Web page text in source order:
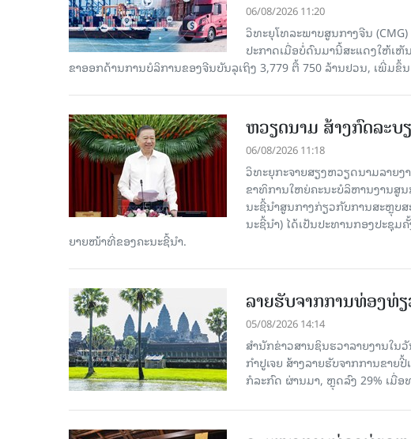
06/08/2026 11:20
ວິທະຍຸໂທລະພາບສູນກາງຈີນ
ປະກາດເມື່ອບໍ່ດົນມານີ້ສະແດງໃຫ້ເ
ຂາອອກດ້ານການບໍລິການຂອງຈີນບັນລຸເຖິງ 3,779 ຕື້ 750 ລ້ານຢວນ, ເພີ່ມຂຶ້
ຫວຽດນາມ ສ້າງກົດລະບ
06/08/2026 11:18
ວິທະຍຸກະຈາຍສຽງຫວຽດນາມລາຍງ
ຂາ​ທິ​ການ​ໃຫຍ່​ຄະ​ນະ​ບໍ​ລິ​ຫານ​ງານ​
ນະ​ຊີ້​ນຳ​ສູນ​ກາງ​ກ່ຽວ​ກັບ​ການ​ສະ​ຫຼຸບ​
ນະ​ຊີ້​ນຳ) ໄດ້​ເປັນ​ປະ​ທານກອງ​ປະ​ຊຸ
ຍາຍ​ໜ້າ​ທີ່​ຂອງ​ຄະ​ນະ​ຊີ້​ນຳ.
ລາຍຮັບຈາກການທ່ອງທ່
05/08/2026 14:14
ສຳນັກຂ່າວສານຊິນຮວາລາຍງານໃ
ກຳປູເຈຍ ສ້າງລາຍຮັບຈາກການຂາ
ກໍລະກົດ ຜ່ານມາ, ຫຼຸດລົງ 29% ເມື່